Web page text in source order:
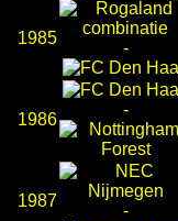
1985
-
1986
-
1987
-